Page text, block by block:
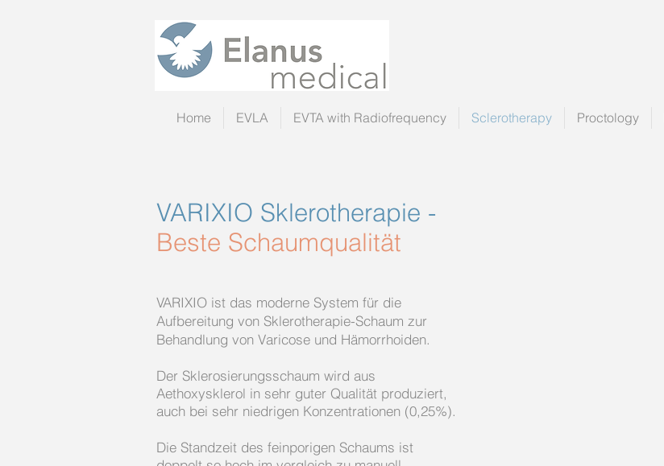
Home EVLA EVTA with Radiofrequency Sclerotherapy Proctology
VARIXIO Sklerotherapie -
Beste Schaumqualität
VARIXIO ist das moderne System für die
Aufbereitung von Sklerotherapie-Schaum zur
Behandlung von Varicose und Hämorrhoiden.
Der Sklerosierungsschaum wird aus
Aethoxysklerol in sehr guter Qualität produziert,
auch bei sehr niedrigen Konzentrationen (0,25%).
Die Standzeit des feinporigen Schaums ist